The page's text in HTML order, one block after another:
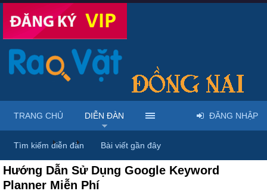
Diễn đàn ... Thảo luận chung & chia sẻ kinh nghiệm
Hướng Dẫn Sử Dụng Google Keyword
Planner Miễn Phí
TRANG CHỦ DIỄN ĐÀN
Tìm kiếm diễn đàn Bài viết gần đây
ĐĂNG NHẬP